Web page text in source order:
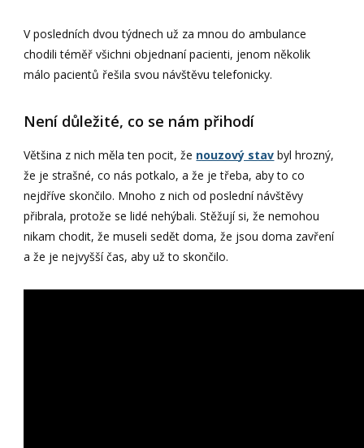
V posledních dvou týdnech už za mnou do ambulance
chodili téměř všichni objednaní pacienti, jenom několik
málo pacientů řešila svou návštěvu telefonicky.
Není důležité, co se nám přihodí
Většina z nich měla ten pocit, že nouzový stav byl hrozný,
že je strašné, co nás potkalo, a že je třeba, aby to co
nejdříve skončilo. Mnoho z nich od poslední návštěvy
přibrala, protože se lidé nehýbali. Stěžují si, že nemohou
nikam chodit, že museli sedět doma, že jsou doma zavření
a že je nejvyšší čas, aby už to skončilo.